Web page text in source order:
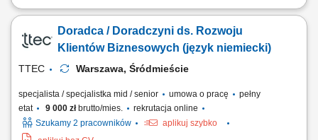
Zakres obowiązków: Będziesz pierwszą osobą, z którą rozmawia klient.
i odpowiednie wsparcie. szybkie nawiązywanie kontaktu z klientami
przekazanymi do obsługi, diagnozowanie potrzeb i ocena gotowości
Doradca / Doradczyni ds. Rozwoju
Klientów Biznesowych (język niemiecki)
TTEC Warszawa, Śródmieście
specjalista / specjalistka mid / senior umowa o pracę
pełny
etat
9 000 złbrutto/mies.
rekrutacja online
Szukamy 2 pracowników
aplikuj szybko